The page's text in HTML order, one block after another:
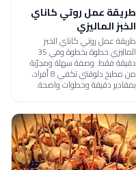
طريقة عمل روتي كاناي
الخبز الماليزي
طريقة عمل روتي كاناي الخبز
الماليزي خطوة بخطوة وفي 35
دقيقة فقط. وصفة سهلة ومجرّبة
من مطبخ دلوقتي تكفي 8 أفراد،
بمقادير دقيقة وخطوات واضحة.